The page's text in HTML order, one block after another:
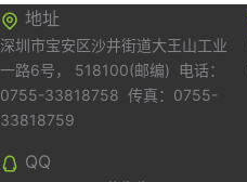
地址
深圳市宝安区沙井街道大王山工业
一路6号， 518100(邮编) 电话：
0755-33818758 传真：0755-
33818759
QQ